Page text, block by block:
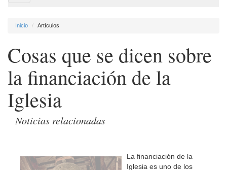
navigation
Inicio Artículos
Cosas que se dicen sobre
la financiación de la
Iglesia
Noticias relacionadas
La financiación de la
Iglesia es uno de los